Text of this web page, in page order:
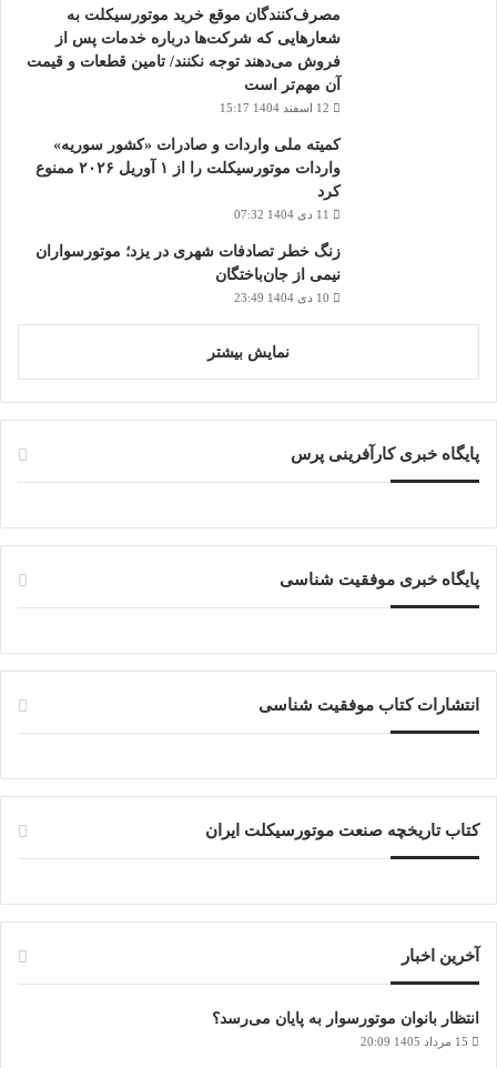
مصرف‌کنندگان موقع خرید موتورسیکلت به
شعارهایی که شرکت‌ها درباره خدمات پس از
فروش می‌دهند توجه نکنند/ تامین قطعات و قیمت
آن مهم‌تر است
12 اسفند 1404 15:17
کمیته ملی واردات و صادرات «کشور سوریه»
واردات موتورسیکلت را از ۱ آوریل ۲۰۲۶ ممنوع
کرد
11 دی 1404 07:32
زنگ خطر تصادفات شهری در یزد؛ موتورسواران
نیمی از جان‌باختگان
10 دی 1404 23:49
نمایش بیشتر
پایگاه خبری کارآفرینی پرس
پایگاه خبری موفقیت شناسی
انتشارات کتاب موفقیت شناسی
کتاب تاریخچه صنعت موتورسیکلت ایران
آخرین اخبار
انتظار بانوان موتورسوار به پایان می‌رسد؟
15 مرداد 1405 20:09